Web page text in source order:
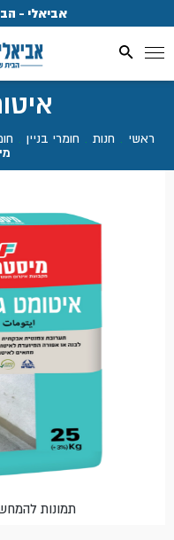
אביאלי -
ראשי חנות חומרי בניין
*תמונות